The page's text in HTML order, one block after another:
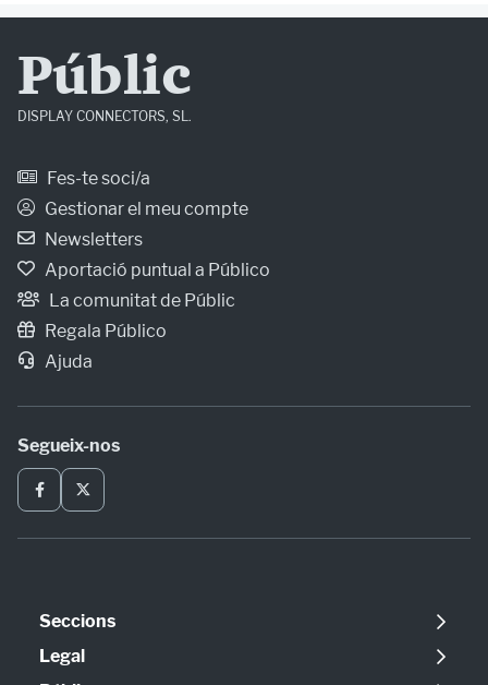
Públic
DISPLAY CONNECTORS, SL.
Fes-te soci/a
Gestionar el meu compte
Newsletters
Aportació puntual a Público
La comunitat de Públic
Regala Público
Ajuda
Segueix-nos
Seccions
Política
Legal